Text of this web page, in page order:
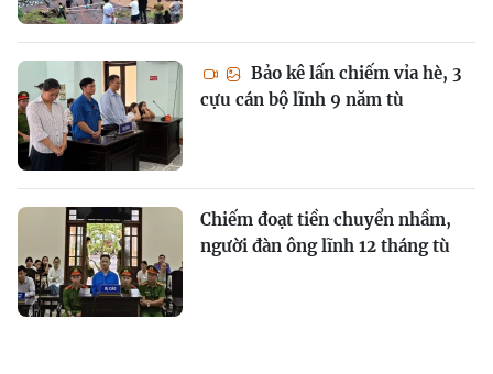
Bảo kê lấn chiếm vỉa hè, 3
cựu cán bộ lĩnh 9 năm tù
Chiếm đoạt tiền chuyển nhầm,
người đàn ông lĩnh 12 tháng tù